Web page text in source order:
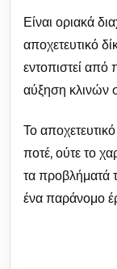
Είναι οριακά
αποχετευτικό
εντοπιστεί από
αύξηση κλινών
Το
ποτέ, ούτε το
τα προβλήματά
ένα παράνομο